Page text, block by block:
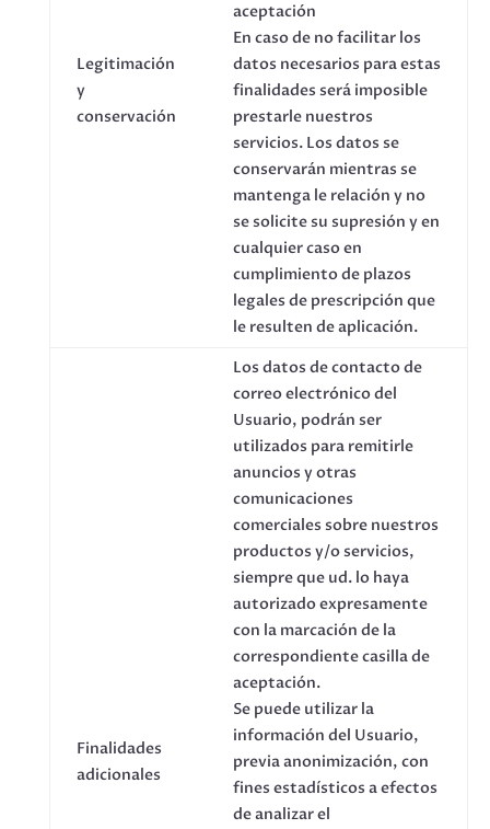
Legitimación
y
conservación
aceptación
En caso de no facilitar los
datos necesarios para estas
finalidades será imposible
prestarle nuestros
servicios. Los datos se
conservarán mientras se
mantenga le relación y no
se solicite su supresión y en
cualquier caso en
cumplimiento de plazos
legales de prescripción que
le resulten de aplicación.
Finalidades
adicionales
Los datos de contacto de
correo electrónico del
Usuario, podrán ser
utilizados para remitirle
anuncios y otras
comunicaciones
comerciales sobre nuestros
productos y/o servicios,
siempre que ud. lo haya
autorizado expresamente
con la marcación de la
correspondiente casilla de
aceptación.
Se puede utilizar la
información del Usuario,
previa anonimización, con
fines estadísticos a efectos
de analizar el